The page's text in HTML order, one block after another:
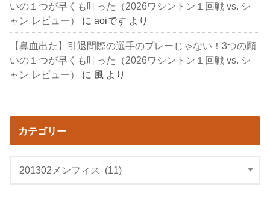
いの１つが早くも叶った（2026ワシントン１回戦 vs. シ
ャン レビュー）
にaoiです より
【鼻血出た】引退間際の選手のプレーじゃない！3つの願
いの１つが早くも叶った（2026ワシントン１回戦 vs. シ
ャン レビュー）
に 風 より
カテゴリー